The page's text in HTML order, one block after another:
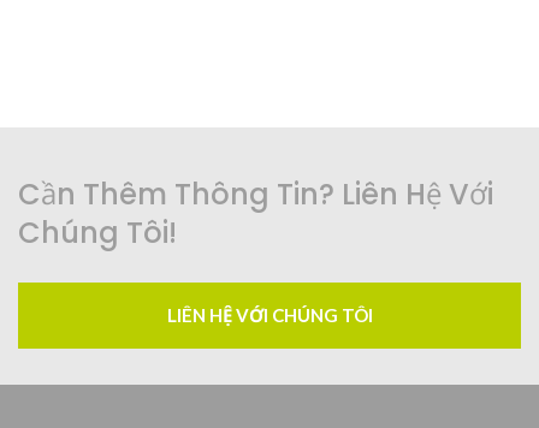
Cần Thêm Thông Tin? Liên Hệ Với
Chúng Tôi!
LIÊN HỆ VỚI CHÚNG TÔI